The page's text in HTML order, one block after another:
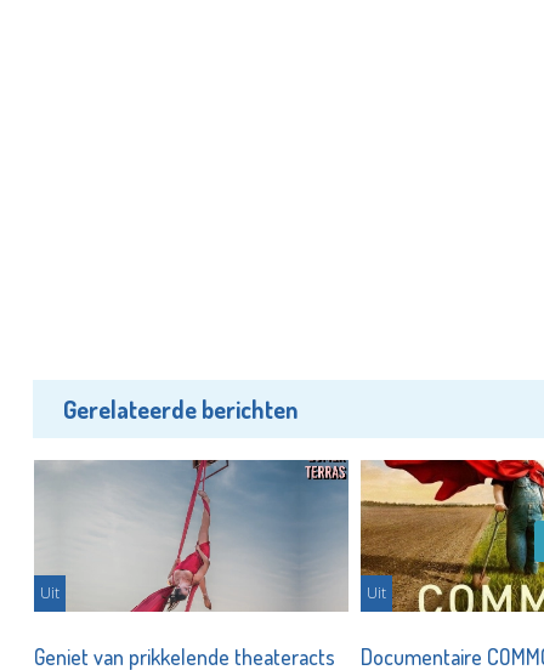
Gerelateerde berichten
Uit
Geniet van prikkelende theateracts
Uit
Documentaire